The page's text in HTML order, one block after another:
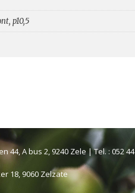
p10,5
44, A bus 2, 9240 Zele | Tel. : 052
18, 9060 Zelzate